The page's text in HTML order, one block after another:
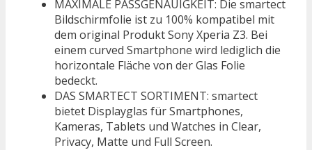
MAXIMALE PASSGENAUIGKEIT: Die smartect
Bildschirmfolie ist zu 100% kompatibel mit
dem original Produkt Sony Xperia Z3. Bei
einem curved Smartphone wird lediglich die
horizontale Fläche von der Glas Folie
bedeckt.
DAS SMARTECT SORTIMENT: smartect
bietet Displayglas für Smartphones,
Kameras, Tablets und Watches in Clear,
Privacy, Matte und Full Screen.